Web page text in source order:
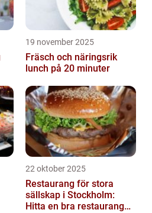
19 november 2025
Fräsch och näringsrik
lunch på 20 minuter
22 oktober 2025
Restaurang för stora
sällskap i Stockholm:
Hitta en bra restaurang